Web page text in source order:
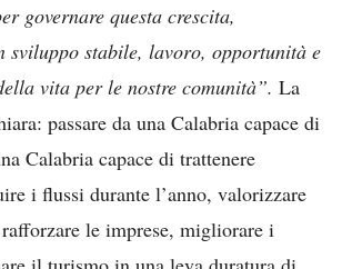
governare questa crescita,
sviluppo stabile, lavoro, opportunità e
vita per le nostre comunità”. La
passare da una Calabria capace di
Calabria capace di trattenere
i flussi durante l’anno, valorizzare
le imprese, migliorare i